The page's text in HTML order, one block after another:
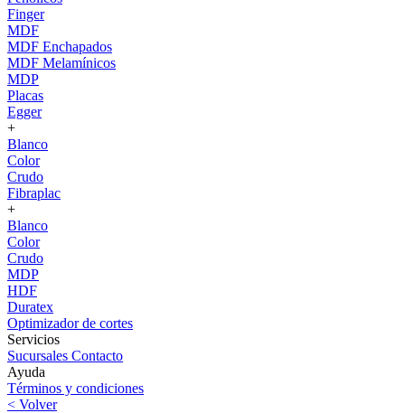
Finger
MDF
MDF Enchapados
MDF Melamínicos
MDP
Placas
Egger
+
Blanco
Color
Crudo
Fibraplac
+
Blanco
Color
Crudo
MDP
HDF
Duratex
Optimizador de cortes
Servicios
Sucursales Contacto
Ayuda
Términos y condiciones
< Volver